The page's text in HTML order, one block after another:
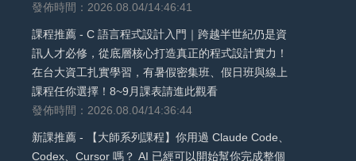
發佈時間：2026.08.04/14:46:41
課程推薦 - C 語言程式設計入門｜跨越半世紀仍是資
訊人才必修，從底層核心打造真正的程式設計實力！
在台大資工扎實學習，有暑假密集班、假日班與線上
課程任你選擇！8~9月課表請進此觀看
發佈時間：2026.08.04/14:36:44
新課推薦 - 【大師系列課程】你用過 Claude Code、
Codex、Cursor 嗎？ AI 已經可以開始幫你完成整個